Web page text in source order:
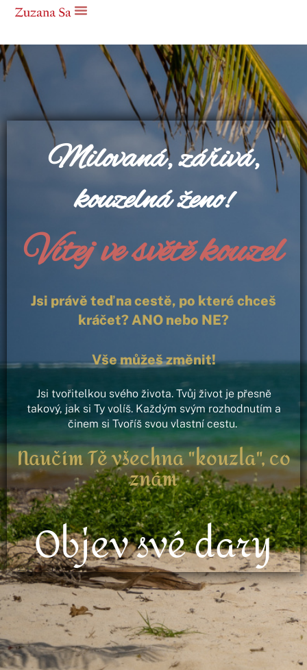
Milovaná, zářivá,
kouzelná ženo!
Vítej ve světě kouzel
Jsi právě teď na cestě, po které chceš
kráčet? ANO nebo NE?
Vše můžeš změnit!
Jsi tvořitelkou svého života. Tvůj život je přesně
takový, jak si Ty volíš. Každým svým rozhodnutím a
činem si Tvoříš svou vlastní cestu.
Naučím Tě všechna "kouzla", co
znám
Objev své dary